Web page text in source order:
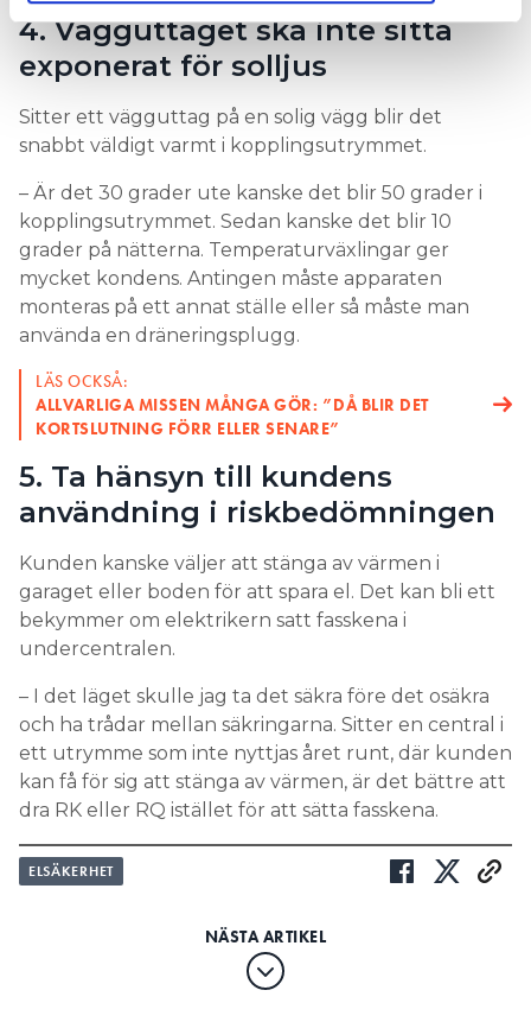
4. Vägguttaget ska inte sitta
exponerat för solljus
Sitter ett vägguttag på en solig vägg blir det
snabbt väldigt varmt i kopplingsutrymmet.
– Är det 30 grader ute kanske det blir 50 grader i
kopplingsutrymmet. Sedan kanske det blir 10
grader på nätterna. Temperaturväxlingar ger
mycket kondens. Antingen måste apparaten
monteras på ett annat ställe eller så måste man
använda en dräneringsplugg.
LÄS OCKSÅ:
ALLVARLIGA MISSEN MÅNGA GÖR: ”DÅ BLIR DET
KORTSLUTNING FÖRR ELLER SENARE”
5. Ta hänsyn till kundens
användning i riskbedömningen
Kunden kanske väljer att stänga av värmen i
garaget eller boden för att spara el. Det kan bli ett
bekymmer om elektrikern satt fasskena i
undercentralen.
– I det läget skulle jag ta det säkra före det osäkra
och ha trådar mellan säkringarna. Sitter en central i
ett utrymme som inte nyttjas året runt, där kunden
kan få för sig att stänga av värmen, är det bättre att
dra RK eller RQ istället för att sätta fasskena.
ELSÄKERHET